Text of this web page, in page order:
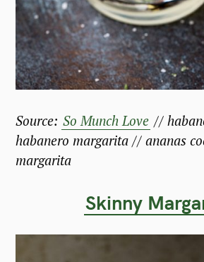
Source: So Munch Love //
habanero margarita // ananas
margarita
Skinny